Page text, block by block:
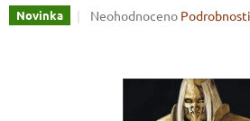
Novinka
Průměrné
Neohodnoceno